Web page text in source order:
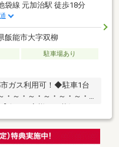
袋線 元加治駅 徒歩18分
飯能市大字双柳
駐車場あり
ガス利用可！◆駐車1台
～・～・～・～・～・
くら位が私達に合ってる
・・・◆新しいお家で
方がお得かな・・・物件